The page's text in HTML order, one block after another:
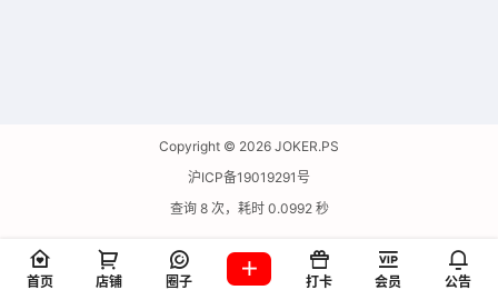
Copyright © 2026 JOKER.PS
沪ICP备19019291号
查询 8 次，耗时 0.0992 秒
首页 店铺 圈子 打卡 会员 公告